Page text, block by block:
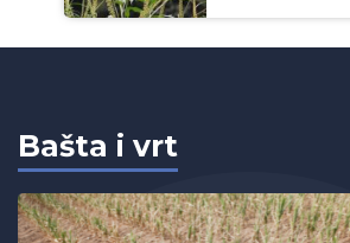
Bašta i vrt